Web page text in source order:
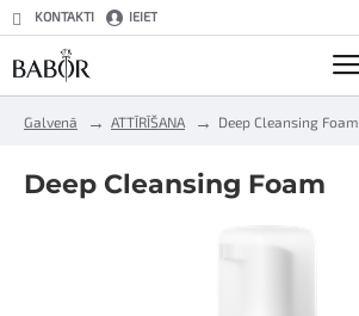
KONTAKTI IEIET
Galvenā
e
ATTĪRĪŠANA Deep Cleansing Foam
Deep Cleansing Foam